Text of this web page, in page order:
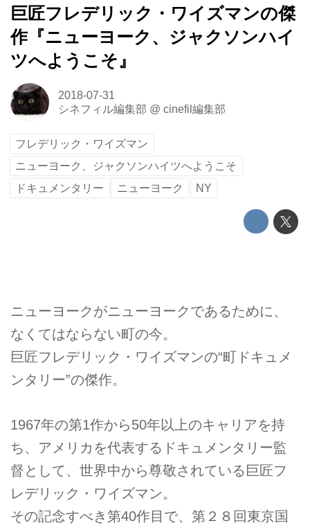
巨匠フレデリック・ワイズマンの傑
作『ニューヨーク、ジャクソンハイ
ツへようこそ』
2018-07-31
シネフィル編集部 @ cinefil編集部
フレデリック・ワイズマン
ニューヨーク、ジャクソンハイツへようこそ
ドキュメンタリー
ニューヨーク NY
ニューヨークがニューヨークであるために、
なくてはならない町の今。
巨匠フレデリック・ワイズマンの“町ドキュメ
ンタリー”の傑作。
1967年の第1作から50年以上のキャリアを持
ち、アメリカを代表するドキュメンタリー監
督として、世界中から尊敬されている巨匠フ
レデリック・ワイズマン。
その記念すべき第40作目で、第２８回東京国